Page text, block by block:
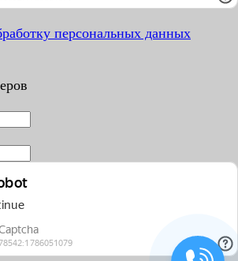
персональных данных